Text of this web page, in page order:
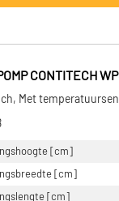
CONTITECH
Met
[cm]
[cm]
[cm]